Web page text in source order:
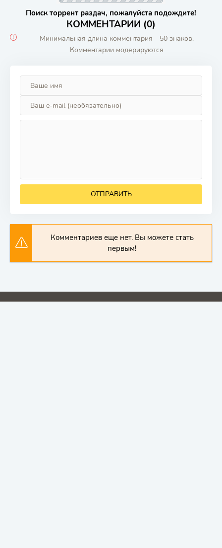
Поиск торрент раздач, пожалуйста подождите!
КОММЕНТАРИИ (0)
Минимальная длина комментария - 50 знаков.
Комментарии модерируются
ОТПРАВИТЬ
Комментариев еще нет. Вы можете стать
первым!